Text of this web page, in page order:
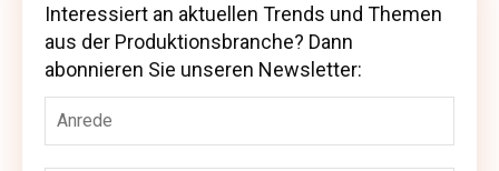
Interessiert an aktuellen Trends und Themen
aus der Produktionsbranche? Dann abonnieren
Sie unseren Newsletter:
Interessiert an aktuellen Trends und Themen
aus der Produktionsbranche? Dann
abonnieren Sie unseren Newsletter: